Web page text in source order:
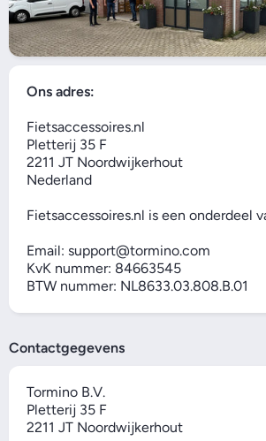
Ons adres:
Fietsaccessoires.nl
Pletterij 35 F
2211 JT Noordwijkerhout
Nederland
Fietsaccessoires.nl is een onderdeel
Email: support@tormino.com
KvK nummer: 84663545
BTW nummer: NL8633.03.808.B.01
Contactgegevens
Tormino B.V.
Pletterij 35 F
2211 JT Noordwijkerhout